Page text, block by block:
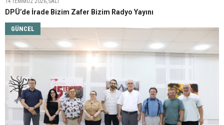
14 TEMMUZ 2026, SALI
DPÜ’de İrade Bizim Zafer Bizim Radyo Yayını
GÜNCEL